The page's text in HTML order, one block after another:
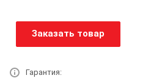
Заказать товар
Гарантия: